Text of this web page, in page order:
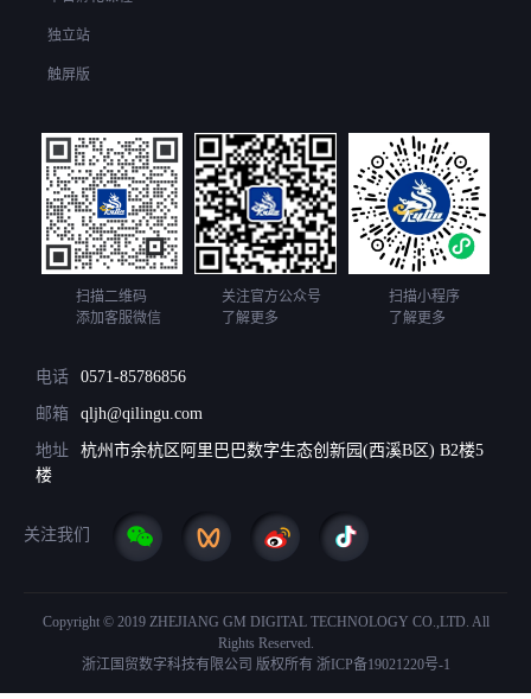
独立站
触屏版
扫描二维码
添加客服微信
关注官方公众号
了解更多
扫描小程序
了解更多
电话 0571-85786856
邮箱 qljh@qilingu.com
地址
杭州市余杭区阿里巴巴数字生态创新园(西溪B区) B2楼5
楼
关注我们
Copyright © 2019 ZHEJIANG GM DIGITAL TECHNOLOGY CO.,LTD. All
Rights Reserved.
浙江国贸数字科技有限公司 版权所有 浙ICP备19021220号-1